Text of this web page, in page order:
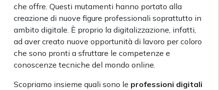
che offre. Questi mutamenti hanno portato alla
creazione di nuove figure professionali soprattutto in
ambito digitale. È proprio la digitalizzazione, infatti,
ad aver creato nuove opportunità di lavoro per coloro
che sono pronti a sfruttare le competenze e
conoscenze tecniche del mondo online.
Scopriamo insieme quali sono le professioni digitali